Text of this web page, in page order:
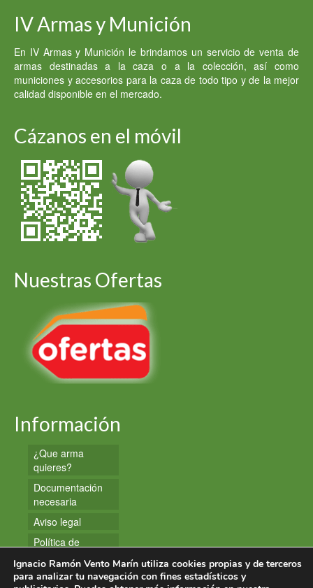
IV Armas y Munición
En IV Armas y Munición le brindamos un servicio de venta de
armas destinadas a la caza o a la colección, así como
municiones y accesorios para la caza de todo tipo y de la mejor
calidad disponible en el mercado.
Cázanos en el móvil
Nuestras Ofertas
Información
¿Que arma
quieres?
Documentación
necesaria
Aviso legal
Política de
privacidad
Política de
Ignacio Ramón Vento Marín utiliza cookies propias y de terceros
para analizar tu navegación con fines estadísticos y